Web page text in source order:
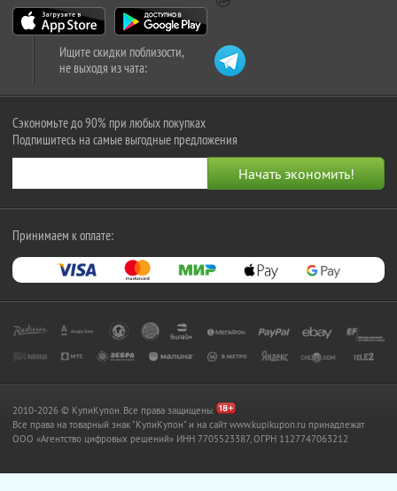
Ищите скидки поблизости,
не выходя из чата:
Сэкономьте до 90% при любых покупках
Подпишитесь на самые выгодные предложения
Принимаем к оплате:
2010-2026 © КупиКупон. Все права защищены.
Все права на товарный знак "КупиКупон" и на сайт www.kupikupon.ru принадлежат
OOO «Агентство цифровых решений» ИНН 7705523387, ОГРН 1127747063212